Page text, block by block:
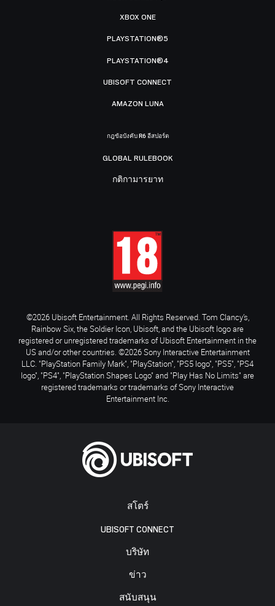
สโตร์
UBISOFT CONNECT
บริษัท
ข่าว
สนับสนุน
XBOX ONE
PLAYSTATION®5
PLAYSTATION®4
UBISOFT CONNECT
AMAZON LUNA
กฎข้อบังคับ R6 อีสปอร์ต
GLOBAL RULEBOOK
กติกามารยาท
©2026 Ubisoft Entertainment. All Rights Reserved. Tom Clancy’s,
Rainbow Six, the Soldier Icon, Ubisoft, and the Ubisoft logo are
registered or unregistered trademarks of Ubisoft Entertainment in the
US and/or other countries. ©2026 Sony Interactive Entertainment
LLC. "PlayStation Family Mark", "PlayStation", "PS5 logo", "PS5", "PS4
logo", "PS4", "PlayStation Shapes Logo" and "Play Has No Limits" are
registered trademarks or trademarks of Sony Interactive
Entertainment Inc.